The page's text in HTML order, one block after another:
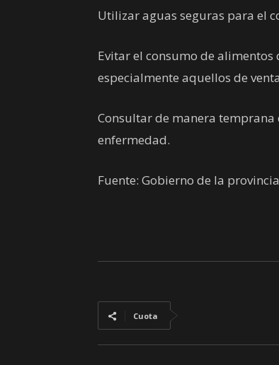
Utilizar aguas seguras para el
Evitar el consumo de
especialmente aquellos de
Consultar de manera
enfermedad.
Fuente: Gobierno de la
Cuota